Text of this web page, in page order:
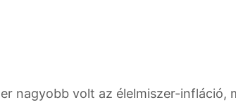
nagyobb volt az élelmiszer-infláció,